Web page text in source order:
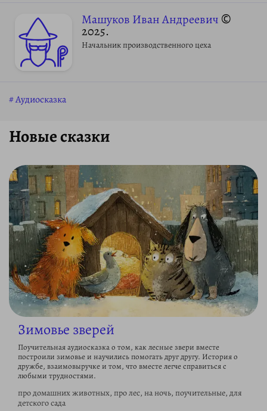
Машуков Иван Андреевич ©
2025.
Начальник производственного цеха
Аудиосказка
Новые сказки
Зимовье зверей
Поучительная аудиосказка о том, как лесные звери вместе
построили зимовье и научились помогать друг другу. История о
дружбе, взаимовыручке и том, что вместе легче справиться с
любыми трудностями.
про домашних животных, про лес, на ночь, поучительные, для
детского сада